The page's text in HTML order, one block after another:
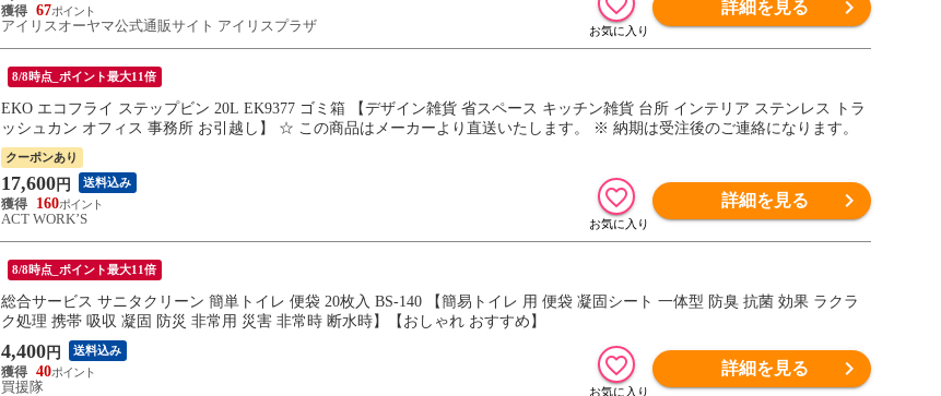
67
アイリスオーヤマ公式通販サイト アイリスプラザ
詳細を見る
8/8時点_ポイント最大11倍
EKO エコフライ ステップビン 20L EK9377 ゴミ箱 【デザイン雑貨 省スペース キッチン雑貨 台所 インテリア ステンレス トラ
ッシュカン オフィス 事務所 お引越し】 ☆ この商品はメーカーより直送いたします。 ※ 納期は受注後のご連絡になります。
クーポンあり
17,600 円 送料込み
160
ACT WORK’S
詳細を見る
8/8時点_ポイント最大11倍
総合サービス サニタクリーン 簡単トイレ 便袋 20枚入 BS-140 【簡易トイレ 用 便袋 凝固シート 一体型 防臭 抗菌 効果 ラクラ
ク処理 携帯 吸収 凝固 防災 非常用 災害 非常時 断水時】【おしゃれ おすすめ】
4,400 円 送料込み
40
買援隊
詳細を見る